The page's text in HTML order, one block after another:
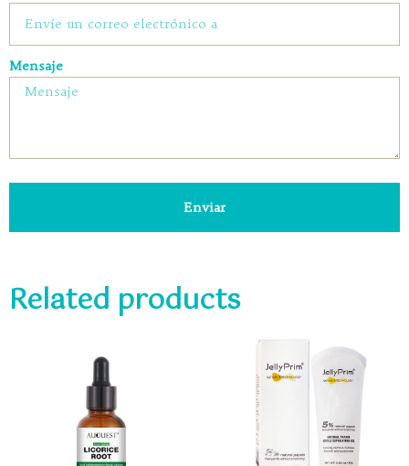
Mensaje
Enviar
Related products